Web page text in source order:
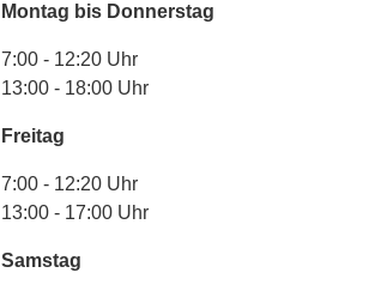
Montag bis Donnerstag
7:00 - 12:20 Uhr
13:00 - 18:00 Uhr
Freitag
7:00 - 12:20 Uhr
13:00 - 17:00 Uhr
Samstag